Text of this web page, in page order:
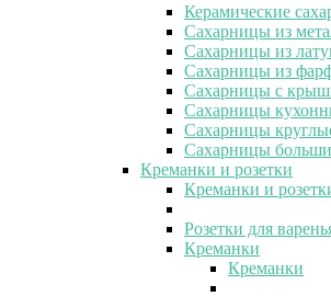
Керамические
Сахарницы из
Сахарницы из
Сахарницы из
Сахарницы с
Сахарницы
Сахарницы
Сахарницы
Креманки и розетки
Креманки и
Розетки для
Креманки
Креманки